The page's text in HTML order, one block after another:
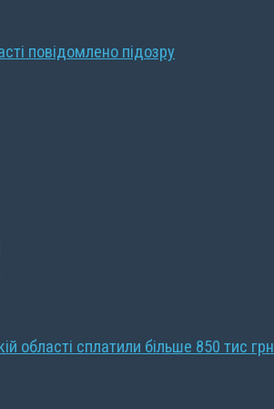
повідомлено підозру
області сплатили більше 850 тис грн